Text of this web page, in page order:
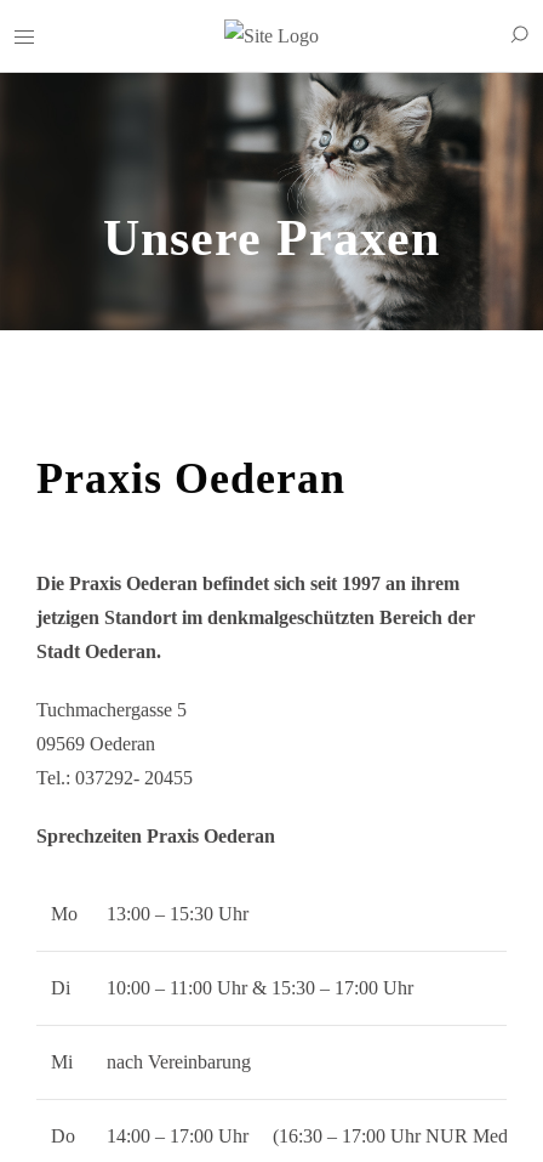
Unsere Praxen
Praxis Oederan
Die Praxis Oederan befindet sich seit 1997 an ihrem
jetzigen Standort im denkmalgeschützten Bereich der
Stadt Oederan.
Tuchmachergasse 5
09569 Oederan
Tel.: 037292- 20455
Sprechzeiten Praxis Oederan
Mo 13:00 – 15:30 Uhr
Di 10:00 – 11:00 Uhr & 15:30 – 17:00 Uhr
Mi nach Vereinbarung
Do 14:00 – 17:00 Uhr (16:30 – 17:00 Uhr NUR